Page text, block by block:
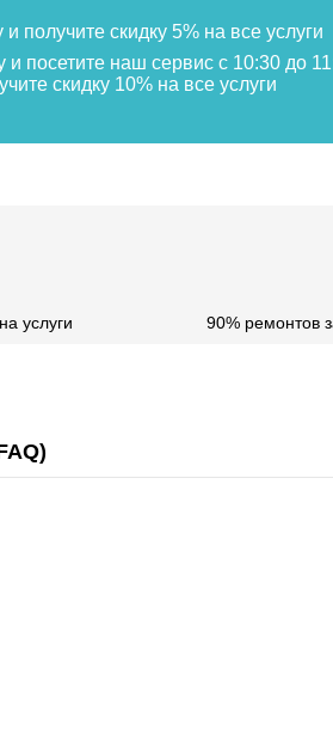
и получите скидку 5% на все услуги
и посетите наш сервис с 10:30 до
скидку 10% на все услуги
услуги 90% ремонтов